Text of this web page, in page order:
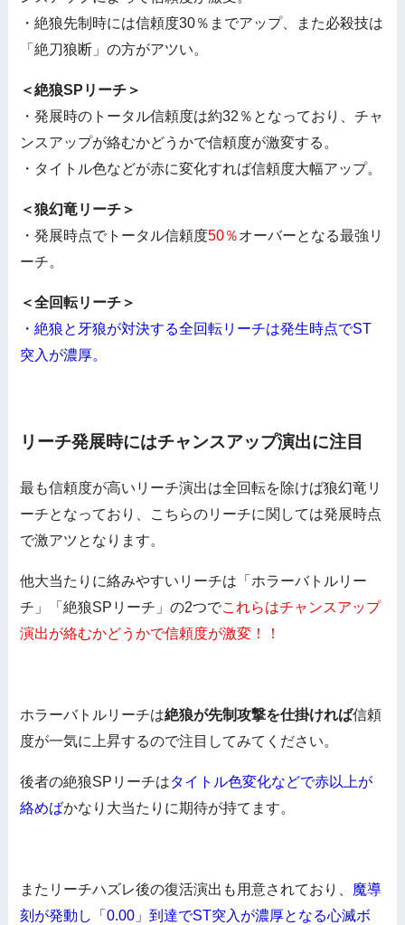
・絶狼先制時には信頼度30％までアップ、また必殺技は
「絶刀狼断」の方がアツい。
＜絶狼SPリーチ＞
・発展時のトータル信頼度は約32％となっており、チャ
ンスアップが絡むかどうかで信頼度が激変する。
・タイトル色などが赤に変化すれば信頼度大幅アップ。
＜狼幻竜リーチ＞
・発展時点でトータル信頼度50％オーバーとなる最強リ
ーチ。
＜全回転リーチ＞
・絶狼と牙狼が対決する全回転リーチは発生時点でST
突入が濃厚。
リーチ発展時にはチャンスアップ演出に注目
最も信頼度が高いリーチ演出は全回転を除けば狼幻竜リ
ーチとなっており、こちらのリーチに関しては発展時点
で激アツとなります。
他大当たりに絡みやすいリーチは「ホラーバトルリー
チ」「絶狼SPリーチ」の2つでこれらはチャンスアップ
演出が絡むかどうかで信頼度が激変！！
ホラーバトルリーチは絶狼が先制攻撃を仕掛ければ信頼
度が一気に上昇するので注目してみてください。
後者の絶狼SPリーチはタイトル色変化などで赤以上が
絡めばかなり大当たりに期待が持てます。
またリーチハズレ後の復活演出も用意されており、 魔導
刻が発動し「0.00」到達でST突入が濃厚となる心滅ボ